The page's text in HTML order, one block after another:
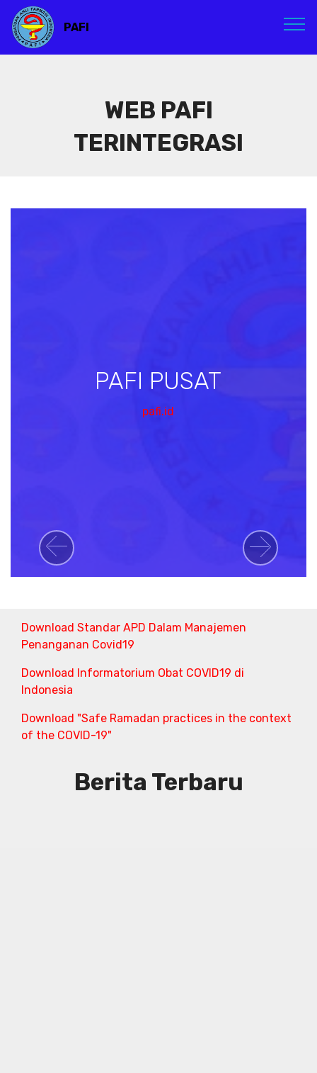
PAFI
WEB PAFI
TERINTEGRASI
PAFI PUSAT
pafi.id
Previous Next
Download Standar APD Dalam Manajemen
Penanganan Covid19
Download Informatorium Obat COVID19 di
Indonesia
Download "Safe Ramadan practices in the context
of the COVID-19"
Berita Terbaru